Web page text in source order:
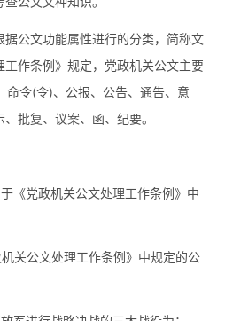
据公文功能属性进行的分类，简称文
作条例》规定，党政机关公文主要
命令(令)、公报、公告、通告、意
批复、议案、函、纪要。
《党政机关公文处理工作条例》中
关公文处理工作条例》中规定的公